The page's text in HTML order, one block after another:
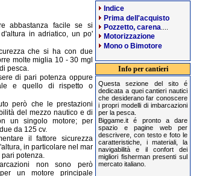
abbastanza facile se si
in adriatico, un po'
che si ha con due
molte miglia 10 - 30 mgl
pesca.
di pari potenza oppure
e quello di rispetto o
però che le prestazioni
del mezzo nautico e di
un singolo motore; per
da 125 cv.
il fattore sicurezza
in particolare nel mar
potenza.
non sono però
un motore principale
Indice
Prima dell'acquisto
Pozzetto, carena
Motorizzazione
Mono o Bimotore
Info per cantieri
Questa sezione del sito é
dedicata a quei cantieri nautici
che desiderano far conoscere
i propri modelli di imbarcazioni
per la pesca.
Biggame.it é pronto a dare
spazio e pagine web per
descrivere, con testo e foto le
caratteristiche, i materiali, la
navigabilità e il confort dei
migliori fisherman presenti sul
mercato italiano.